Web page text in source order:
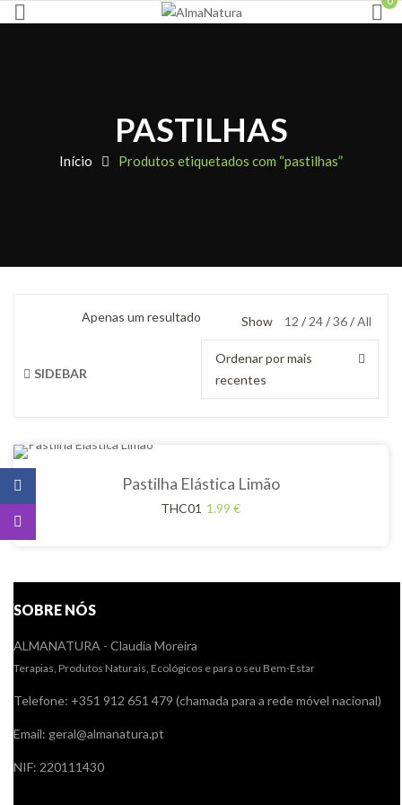
PASTILHAS
Início Produtos etiquetados com “pastilhas”
Apenas um resultado Show 12 24 36 All
SIDEBAR
Ordenar por mais
recentes
Pastilha Elástica Limão
THC01 1.99 €
SOBRE NÓS
ALMANATURA - Claudia Moreira
Terapias, Produtos Naturais, Ecológicos e para o seu Bem-Estar
Telefone: +351 912 651 479 (chamada para a rede móvel nacional)
Email: geral@almanatura.pt
NIF: 220111430